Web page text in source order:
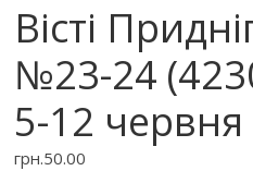
Вісті
№23-24
5-12
грн.50.00